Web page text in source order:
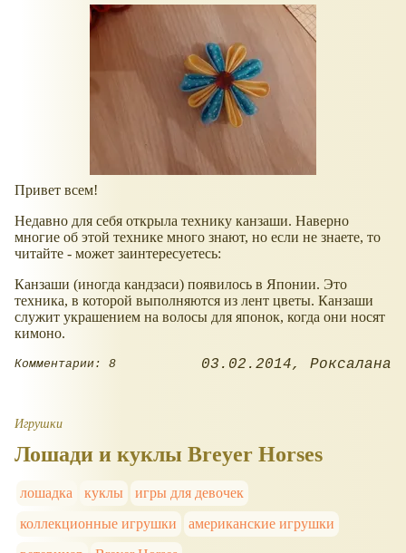
Привет всем!
Недавно для себя открыла технику канзаши. Наверно
многие об этой технике много знают, но если не знаете, то
читайте - может заинтересуетесь:
Канзаши (иногда кандзаси) появилось в Японии. Это
техника, в которой выполняются из лент цветы. Канзаши
служит украшением на волосы для японок, когда они носят
кимоно.
Комментарии: 8 03.02.2014 Роксалана
Игрушки
Лошади и куклы Breyer Horses
лошадка куклы
игры для девочек
коллекционные игрушки
американские игрушки